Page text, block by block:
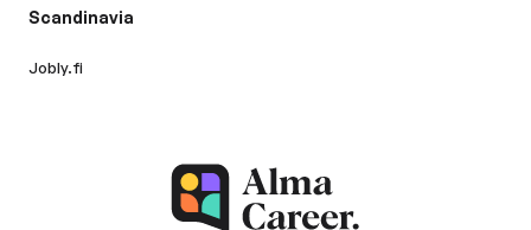
Scandinavia
Jobly.fi